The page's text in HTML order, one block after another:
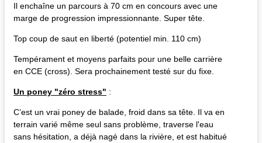
Il enchaîne un parcours à 70 cm en concours avec une
marge de progression impressionnante. Super tête.
Top coup de saut en liberté (potentiel min. 110 cm)
Tempérament et moyens parfaits pour une belle carrière
en CCE (cross). Sera prochainement testé sur du fixe.
Un poney "zéro stress" :
C’est un vrai poney de balade, froid dans sa tête. Il va en
terrain varié même seul sans problème, traverse l'eau
sans hésitation, a déjà nagé dans la rivière, et est habitué